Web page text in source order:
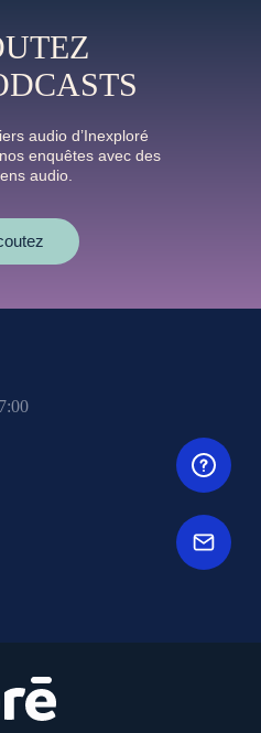
audio d’Inexploré
enquêtes avec des
audio.